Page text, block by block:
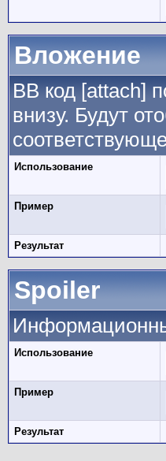
Вложение
BB код [attach]
внизу. Будут
Использование
Пример
Результат
Spoiler
Использование
Пример
Результат